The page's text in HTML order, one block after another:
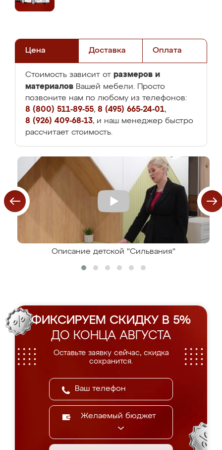
Цена Доставка Оплата
Стоимость зависит от размеров и
материалов Вашей мебели. Просто
позвоните нам по любому из телефонов:
8 (800) 511-89-55, 8 (495) 665-24-01,
8 (926) 409-68-13, и наш менеджер быстро
рассчитает стоимость.
Описание детской "Сильвания"
ФИКСИРУЕМ СКИДКУ В 5%
ДО КОНЦА АВГУСТА
Оставьте заявку сейчас, скидка
сохранится.
Желаемый бюджет